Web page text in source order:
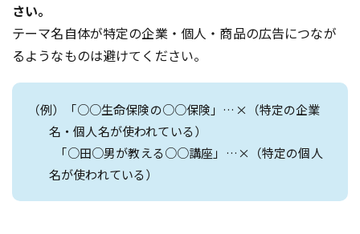
さい。
テーマ名自体が特定の企業・個人・商品の広告につなが
るようなものは避けてください。
（例）「○○生命保険の○○保険」…×（特定の企業
名・個人名が使われている）
「○田○男が教える○○講座」…×（特定の個人
名が使われている）